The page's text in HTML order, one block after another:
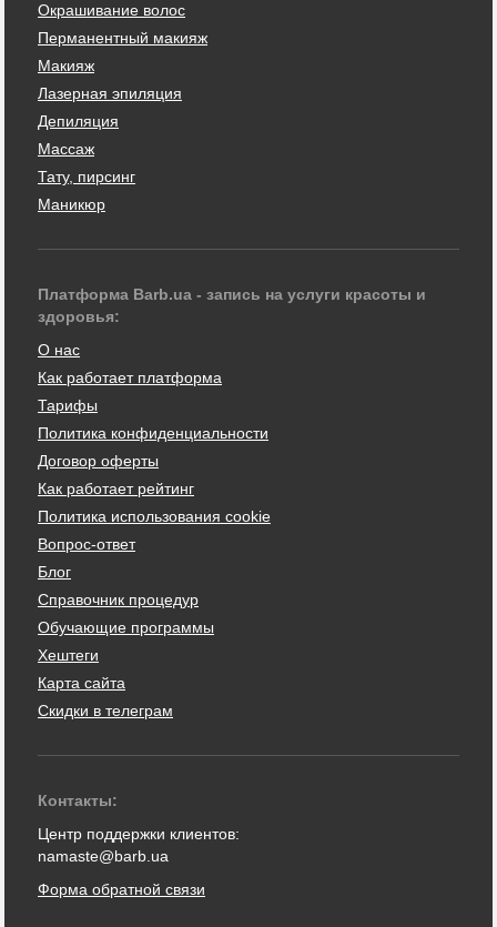
Окрашивание волос
Перманентный макияж
Макияж
Лазерная эпиляция
Депиляция
Массаж
Тату, пирсинг
Маникюр
Платформа Barb.ua - запись на услуги красоты и
здоровья:
О нас
Как работает платформа
Тарифы
Политика конфиденциальности
Договор оферты
Как работает рейтинг
Политика использования cookie
Вопрос-ответ
Блог
Справочник процедур
Обучающие программы
Хештеги
Карта сайта
Скидки в телеграм
Контакты:
Центр поддержки клиентов:
namaste@barb.ua
Форма обратной связи